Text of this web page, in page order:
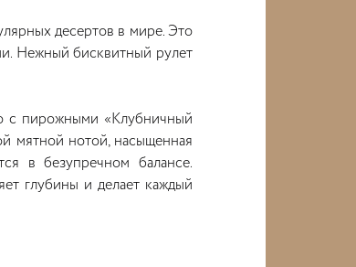
десертов в мире. Это
Нежный бисквитный рулет
с пирожными «Клубничный
мятной нотой, насыщенная
в безупречном балансе.
глубины и делает каждый